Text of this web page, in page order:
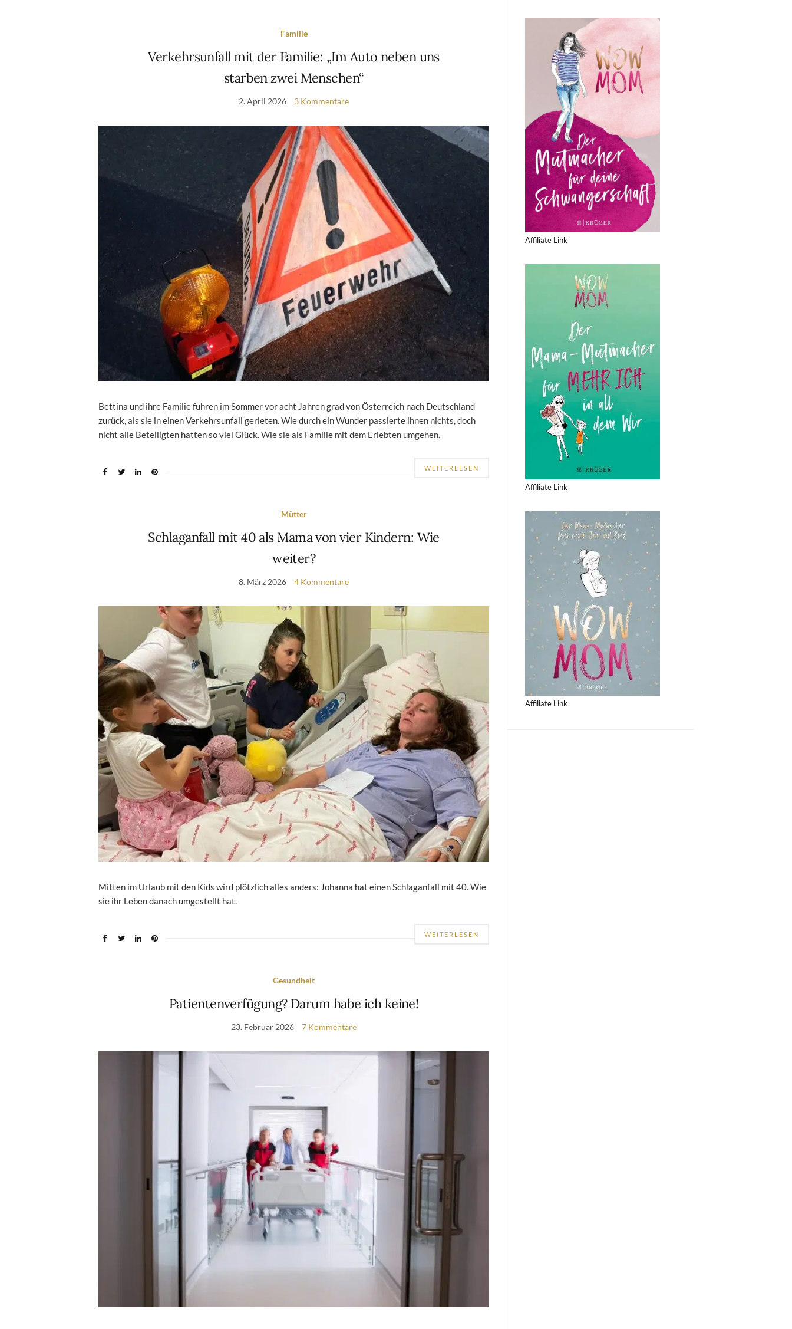
Familie
Verkehrsunfall mit der Familie: „Im Auto neben uns
starben zwei Menschen“
2. April 2026 3 Kommentare
Bettina und ihre Familie fuhren im Sommer vor acht Jahren grad von Österreich nach Deutschland
zurück, als sie in einen Verkehrsunfall gerieten. Wie durch ein Wunder passierte ihnen nichts, doch
nicht alle Beteiligten hatten so viel Glück. Wie sie als Familie mit dem Erlebten umgehen.
WEITERLESEN
Mütter
Schlaganfall mit 40 als Mama von vier Kindern: Wie
weiter?
8. März 2026 4 Kommentare
Mitten im Urlaub mit den Kids wird plötzlich alles anders: Johanna hat einen Schlaganfall mit 40. Wie
sie ihr Leben danach umgestellt hat.
WEITERLESEN
Gesundheit
Patientenverfügung? Darum habe ich keine!
23. Februar 2026 7 Kommentare
Affiliate Link
Affiliate Link
Affiliate Link